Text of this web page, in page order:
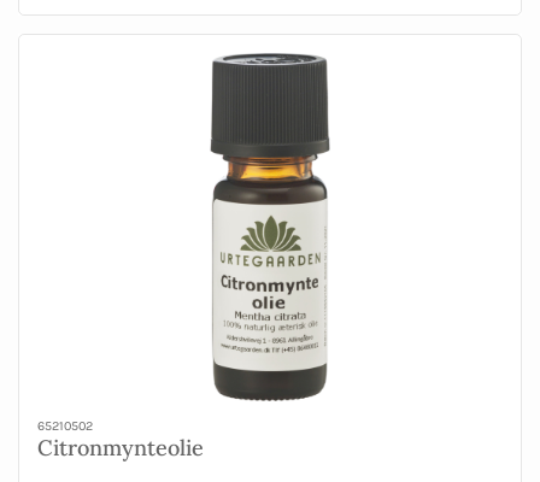
65210502
Citronmynteolie